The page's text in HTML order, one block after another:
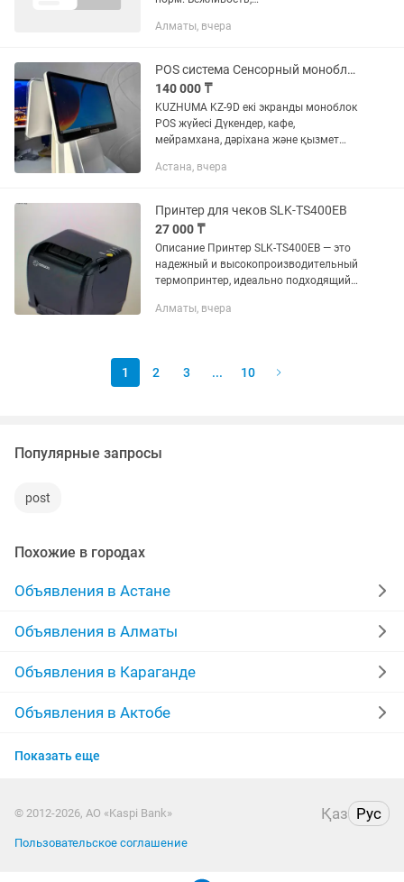
речь. Умение работать с гостями и
Знание...
Алматы, вчера
POS система Сенсорный моноблок терминал KUZHUMA KZ-9D
140 000 ₸
KUZHUMA KZ-9D екі экранды моноблок
POS жүйесі Дүкендер, кафе,
мейрамхана, дәріхана және қызмет
автоматтандыру жүйесі. Кез келген
бағдарламаларымен жұмыс...
Астана, вчера
Принтер для чеков SLK-TS400EB
27 000 ₸
Описание Принтер SLK-TS400EB — это
надежный и высокопроизводительный
термопринтер, идеально подходящий
качественное печатание чеков,
Алматы, вчера
1 2 3 ... 10
Популярные запросы
post
Похожие в городах
Объявления в Астане
Объявления в Алматы
Объявления в Караганде
Объявления в Актобе
Объявления в Актау
Показать еще
© 2012-2026, АО «Kaspi Bank» Қаз Рус
Пользовательское соглашение